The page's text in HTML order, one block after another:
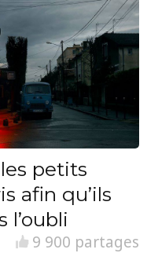
petits
afin qu’ils
l’oubli
9 900 partages